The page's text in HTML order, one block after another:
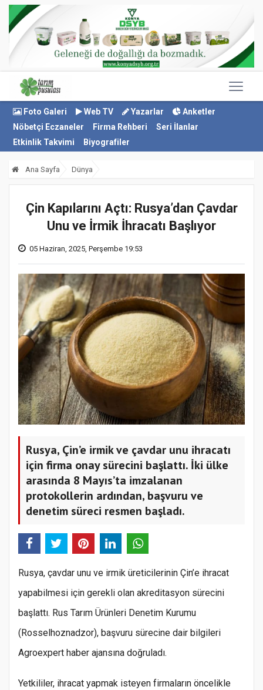
Foto Galeri Web TV Yazarlar
Anketler
Nöbetçi Eczaneler
Firma Rehberi
Seri İlanlar
Etkinlik Takvimi
Biyografiler
Ana Sayfa Dünya
Çin Kapılarını Açtı: Rusya’dan Çavdar
Unu ve İrmik İhracatı Başlıyor
05 Haziran, 2025, Perşembe 19:53
Rusya, Çin’e irmik ve çavdar unu ihracatı
için firma onay sürecini başlattı. İki ülke
arasında 8 Mayıs’ta imzalanan
protokollerin ardından, başvuru ve
denetim süreci resmen başladı.
Rusya, çavdar unu ve irmik üreticilerinin Çin’e ihracat
yapabilmesi için gerekli olan akreditasyon sürecini
başlattı. Rus Tarım Ürünleri Denetim Kurumu
(Rosselhoznadzor), başvuru sürecine dair bilgileri
Agroexpert haber ajansına doğruladı.
Yetkililer, ihracat yapmak isteyen firmaların öncelikle